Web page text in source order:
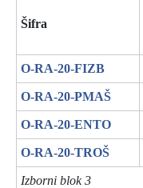
Šifra
O-RA-20-FIZB
O-RA-20-PMAŠ
O-RA-20-ENTO
O-RA-20-TROŠ
Izborni blok 3